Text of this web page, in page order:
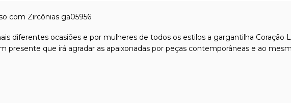
com Zircônias ga05956
diferentes ocasiões e por mulheres de todos os estilos a gargantilha Coração
presente que irá agradar as apaixonadas por peças contemporâneas e ao